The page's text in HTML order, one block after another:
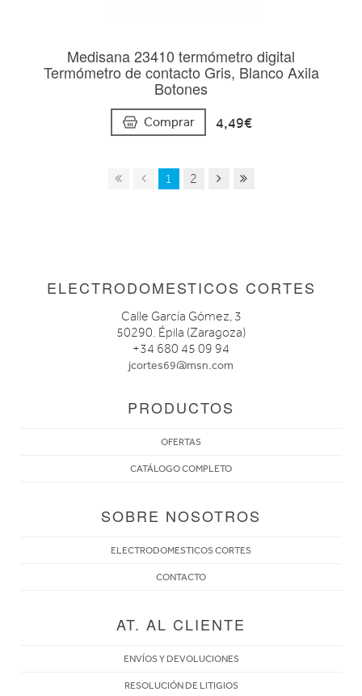
Medisana 23410 termómetro digital
Termómetro de contacto Gris, Blanco Axila
Botones
Comprar 4,49€
1 2
ELECTRODOMESTICOS CORTES
Calle García Gómez, 3
50290. Épila (Zaragoza)
+34 680 45 09 94
jcortes69@msn.com
PRODUCTOS
OFERTAS
CATÁLOGO COMPLETO
SOBRE NOSOTROS
ELECTRODOMESTICOS CORTES
CONTACTO
AT. AL CLIENTE
ENVÍOS Y DEVOLUCIONES
RESOLUCIÓN DE LITIGIOS